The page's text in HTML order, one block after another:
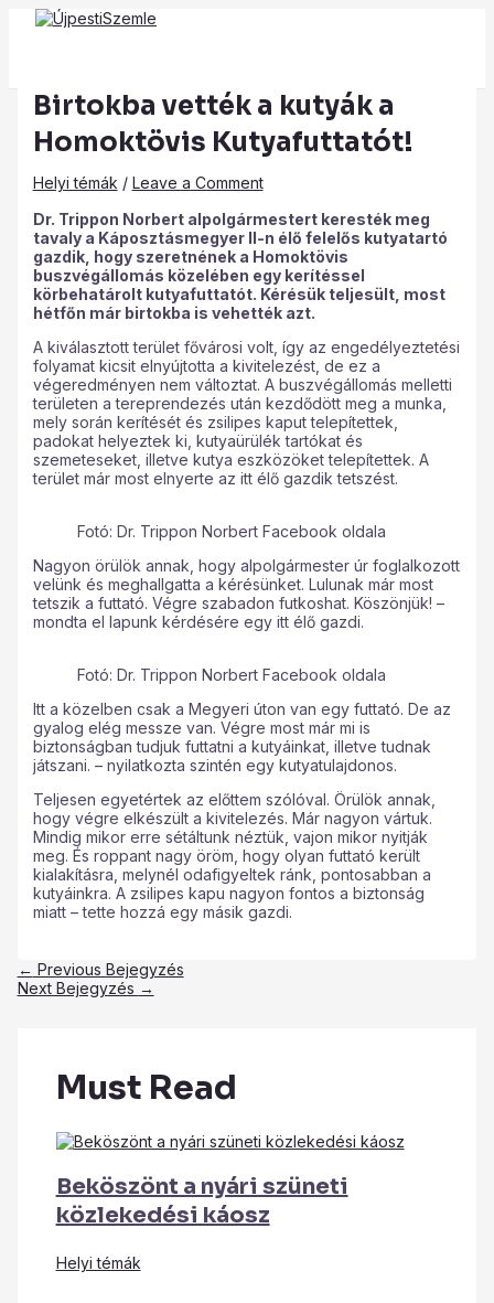
Skip
Main
Menu
Birtokba vették a kutyák a
Homoktövis Kutyafuttatót!
Helyi témák / Leave a Comment
Dr. Trippon Norbert alpolgármestert keresték meg
tavaly a Káposztásmegyer II-n élő felelős kutyatartó
gazdik, hogy szeretnének a Homoktövis
buszvégállomás közelében egy kerítéssel
körbehatárolt kutyafuttatót. Kérésük teljesült, most
hétfőn már birtokba is vehették azt.
A kiválasztott terület fővárosi volt, így az engedélyeztetési
folyamat kicsit elnyújtotta a kivitelezést, de ez a
végeredményen nem változtat. A buszvégállomás melletti
területen a tereprendezés után kezdődött meg a munka,
mely során kerítését és zsilipes kaput telepítettek,
padokat helyeztek ki, kutyaürülék tartókat és
szemeteseket, illetve kutya eszközöket telepítettek. A
terület már most elnyerte az itt élő gazdik tetszést.
Fotó: Dr. Trippon Norbert Facebook oldala
Nagyon örülök annak, hogy alpolgármester úr foglalkozott
velünk és meghallgatta a kérésünket. Lulunak már most
tetszik a futtató. Végre szabadon futkoshat. Köszönjük! –
mondta el lapunk kérdésére egy itt élő gazdi.
Fotó: Dr. Trippon Norbert Facebook oldala
Itt a közelben csak a Megyeri úton van egy futtató. De az
gyalog elég messze van. Végre most már mi is
biztonságban tudjuk futtatni a kutyáinkat, illetve tudnak
játszani. – nyilatkozta szintén egy kutyatulajdonos.
Teljesen egyetértek az előttem szólóval. Örülök annak,
hogy végre elkészült a kivitelezés. Már nagyon vártuk.
Mindig mikor erre sétáltunk néztük, vajon mikor nyitják
meg. És roppant nagy öröm, hogy olyan futtató került
kialakításra, melynél odafigyeltek ránk, pontosabban a
kutyáinkra. A zsilipes kapu nagyon fontos a biztonság
miatt – tette hozzá egy másik gazdi.
Post
navigation
← Previous Bejegyzés
Next Bejegyzés →
Must Read
Beköszönt a nyári szüneti
közlekedési káosz
Helyi témák
Type
here..
Name*
Email*
Website